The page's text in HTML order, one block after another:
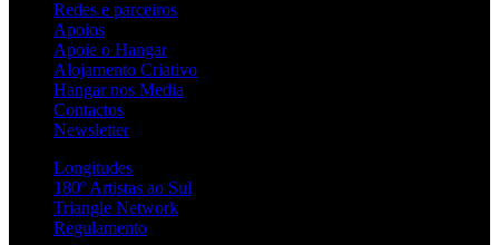
Redes e parceiros
Apoios
Apoie o Hangar
Alojamento Criativo
Hangar nos Media
Contactos
Newsletter
Longitudes
180º Artistas ao Sul
Triangle Network
Regulamento